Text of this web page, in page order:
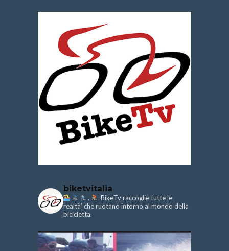
biketvitalia
.
BikeTv raccoglie tutte le
realtà’ che ruotano intorno al mondo della
bicicletta.